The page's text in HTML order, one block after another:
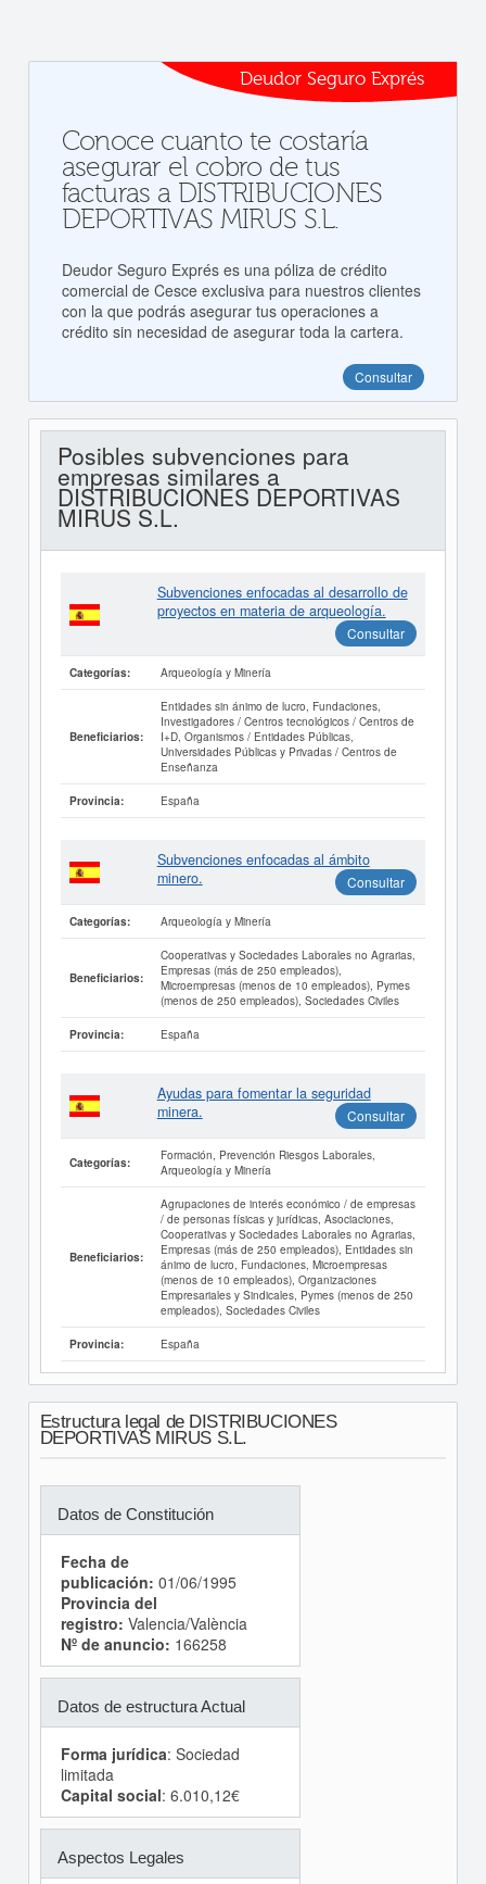
Deudor Seguro Exprés
Conoce cuanto te costaría
asegurar el cobro de tus
facturas a DISTRIBUCIONES
DEPORTIVAS MIRUS S.L.
Deudor Seguro Exprés es una póliza de crédito
comercial de Cesce exclusiva para nuestros clientes
con la que podrás asegurar tus operaciones a
crédito sin necesidad de asegurar toda la cartera.
Consultar
Posibles subvenciones para
empresas similares a
DISTRIBUCIONES DEPORTIVAS
MIRUS S.L.
Subvenciones enfocadas al desarrollo de
proyectos en materia de arqueología.
Consultar
Categorías: Arqueología y Minería
Beneficiarios:
Entidades sin ánimo de lucro, Fundaciones,
Investigadores / Centros tecnológicos / Centros de
I+D, Organismos / Entidades Públicas,
Universidades Públicas y Privadas / Centros de
Enseñanza
Provincia: España
Subvenciones enfocadas al ámbito
minero.
Consultar
Categorías: Arqueología y Minería
Beneficiarios:
Cooperativas y Sociedades Laborales no Agrarias,
Empresas (más de 250 empleados),
Microempresas (menos de 10 empleados), Pymes
(menos de 250 empleados), Sociedades Civiles
Provincia: España
Ayudas para fomentar la seguridad
minera.
Consultar
Categorías:
Formación, Prevención Riesgos Laborales,
Arqueología y Minería
Beneficiarios:
Agrupaciones de interés económico / de empresas
/ de personas físicas y jurídicas, Asociaciones,
Cooperativas y Sociedades Laborales no Agrarias,
Empresas (más de 250 empleados), Entidades sin
ánimo de lucro, Fundaciones, Microempresas
(menos de 10 empleados), Organizaciones
Empresariales y Sindicales, Pymes (menos de 250
empleados), Sociedades Civiles
Provincia: España
Estructura legal de DISTRIBUCIONES
DEPORTIVAS MIRUS S.L.
Datos de Constitución
Fecha de
publicación: 01/06/1995
Provincia del
registro: Valencia/València
Nº de anuncio: 166258
Datos de estructura Actual
Forma jurídica: Sociedad
limitada
Capital social: 6.010,12€
Aspectos Legales